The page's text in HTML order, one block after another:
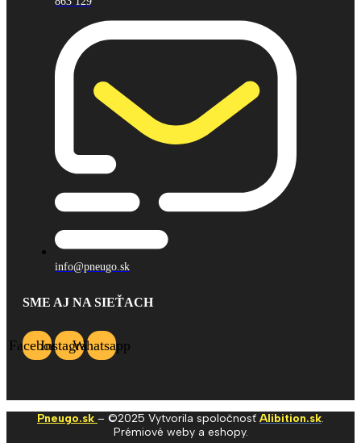
info@pneugo.sk
SME AJ NA SIEŤACH
FacebookInstagramWhatsapp
Pneugo.sk – ©2025 Vytvorila spoločnosť Alibition.sk.
Prémiové weby a eshopy.